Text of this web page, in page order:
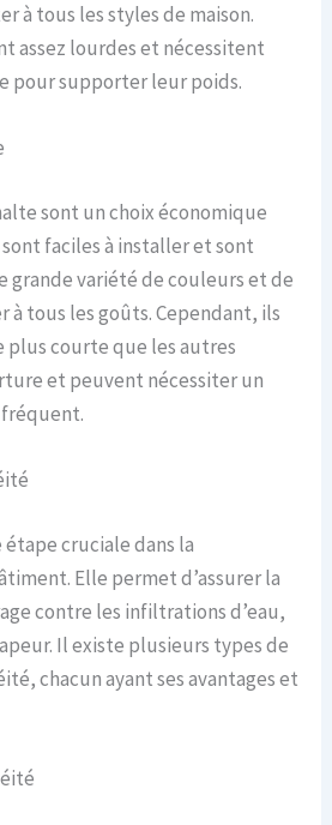
à tous les styles de maison.
assez lourdes et nécessitent
pour supporter leur poids.
sont un choix économique
faciles à installer et sont
grande variété de couleurs et de
à tous les goûts. Cependant, ils
plus courte que les autres
et peuvent nécessiter un
étape cruciale dans la
Elle permet d’assurer la
contre les infiltrations d’eau,
Il existe plusieurs types de
chacun ayant ses avantages et